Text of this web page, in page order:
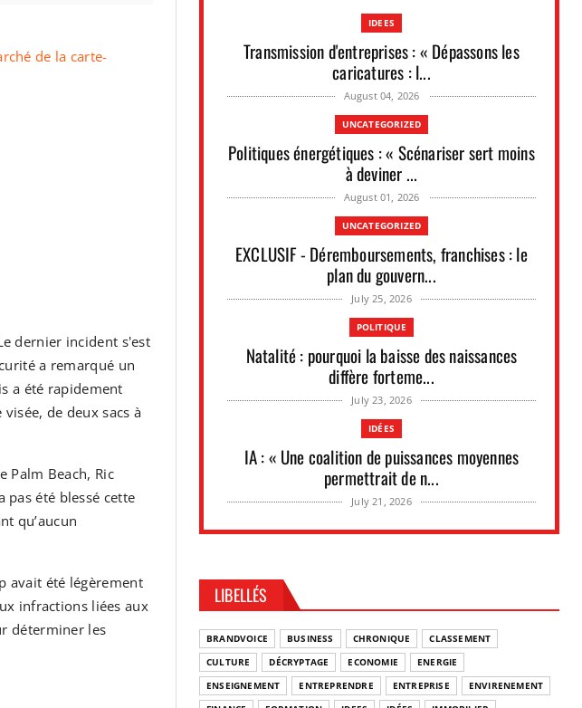
de la carte-
dernier incident s'est
a remarqué un
a été rapidement
de deux sacs à
Palm Beach, Ric
pas été blessé cette
qu’aucun
avait été légèrement
infractions liées aux
déterminer les
IDEES
Transmission d'entreprises : « Dépassons les
caricatures : l...
August 04, 2026
UNCATEGORIZED
Politiques énergétiques : « Scénariser sert moins
à deviner ...
August 01, 2026
UNCATEGORIZED
EXCLUSIF - Déremboursements, franchises : le
plan du gouvern...
July 25, 2026
POLITIQUE
Natalité : pourquoi la baisse des naissances
diffère forteme...
July 23, 2026
IDÉES
IA : « Une coalition de puissances moyennes
permettrait de n...
July 21, 2026
UNCATEGORIZED
UNCATEGORIZED
Retraites complémentaires Agirc-Arrco : coup de
pression syn...
July 16, 2026
LIBELLÉS
BRANDVOICE BUSINESS CHRONIQUE
CLASSEMENT
CULTURE
DÉCRYPTAGE ECONOMIE
ENERGIE
ENSEIGNEMENT
ENTREPRENDRE ENTREPRISE
ENVIRENEMENT